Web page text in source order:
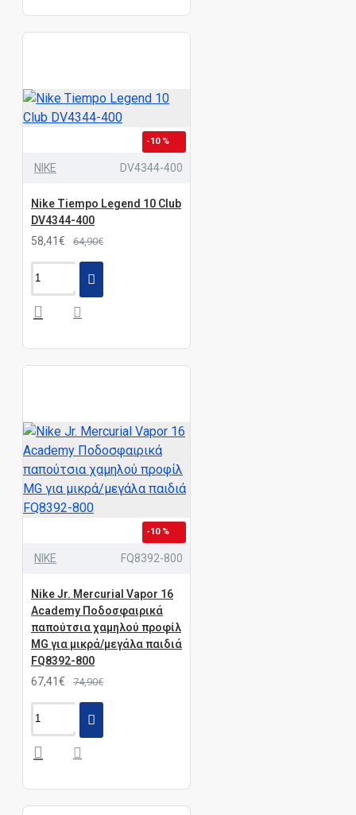
-10 %
NIKE DV4344-400
Nike Tiempo Legend 10 Club
DV4344-400
58,41€
64,90€
-10 %
NIKE FQ8392-800
Nike Jr. Mercurial Vapor 16
Academy Ποδοσφαιρικά
παπούτσια χαμηλού προφίλ
MG για μικρά/μεγάλα παιδιά
FQ8392-800
67,41€
74,90€